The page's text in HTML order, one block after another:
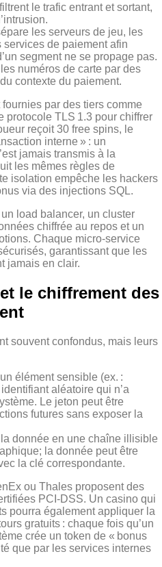
le trafic entrant et sortant,
les serveurs de jeu, les
de paiement afin
segment ne se propage pas.
numéros de carte par des
contexte du paiement.
par des tiers comme
protocole TLS 1.3 pour chiffrer
reçoit 30 free spins, le
interne » : un
jamais transmis à la
les mêmes règles de
isolation empêche les hackers
via des injections SQL.
load balancer, un cluster
chiffrée au repos et un
Chaque micro‑service
garantissant que les
jamais en clair.
le chiffrement des
souvent confondus, mais leurs
élément sensible (ex. :
aléatoire qui n’a
Le jeton peut être
futures sans exposer la
donnée en une chaîne illisible
la donnée peut être
la clé correspondante.
ou Thales proposent des
PCI‑DSS. Un casino qui
pourra également appliquer la
gratuits : chaque fois qu’un
crée un token de « bonus
que par les services internes